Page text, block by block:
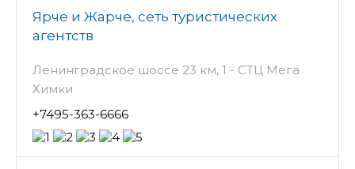
Ярче и Жарче, сеть туристических
агентств
Ленинградское шоссе 23 км, 1 - СТЦ Мега
Химки
+7495-363-6666